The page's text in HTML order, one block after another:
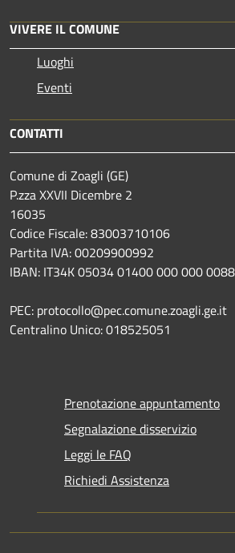
VIVERE IL COMUNE
Luoghi
Eventi
CONTATTI
Comune di Zoagli (GE)
P.zza XXVII Dicembre 2
16035
Codice Fiscale: 83003710106
Partita IVA: 00209900992
IBAN: IT34K 05034 01400 000 000
PEC: protocollo@pec.comune.zoagli.ge.it
Centralino Unico: 018525051
Prenotazione appuntamento
Segnalazione disservizio
Leggi le FAQ
Richiedi Assistenza